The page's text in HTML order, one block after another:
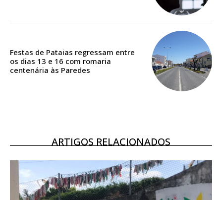
Escolha o plano
Festas de Pataias regressam entre
os dias 13 e 16 com romaria
centenária às Paredes
ARTIGOS RELACIONADOS